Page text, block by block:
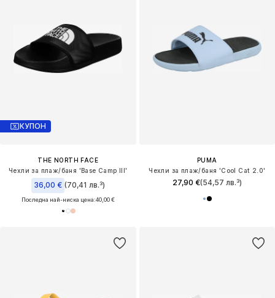
КУПОН
THE NORTH FACE
Чехли за плаж/баня 'Base Camp III'
36,00 € (70,41 лв.³)
Последна най-ниска цена:40,00 €
PUMA
Чехли за плаж/баня 'Cool Cat 2.0'
27,90 €(54,57 лв.³)